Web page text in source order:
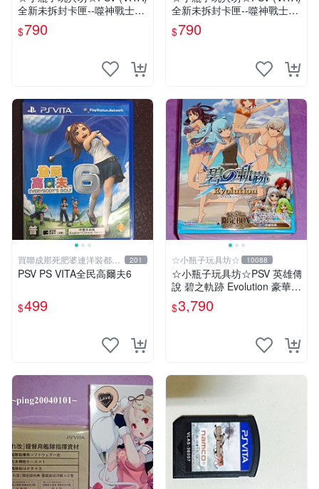
全新未拆封卡匣--噬神戰士2
《噬神者2》(日版)
$790
全新未拆封卡匣--噬神戰士2
《噬神者2》
$790
買聯成那死肥婆連洋裝都要
穿XL號
201
PSV PS VITA全民高爾夫6
$499
☆小瓶子玩具坊☆ 10088
☆小瓶子玩具坊☆PSV 英雄傳
說 碧之軌跡 Evolution 豪華限
定版 CHANA-ANI 限定BOX
(日版)
$3,790